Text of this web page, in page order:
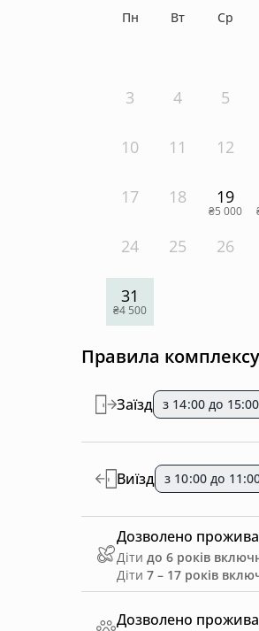
Пн Вт Ср
3 4 5
10 11 12
17 18 19
₴5 000
24 25 26
31
₴4 500
Правила комплексу
Дозволено
Заїзд з 14:00 до 15:00
Виїзд з 10:00 до
Дозволено
Діти до 6 років
Діти 7 – 17 років